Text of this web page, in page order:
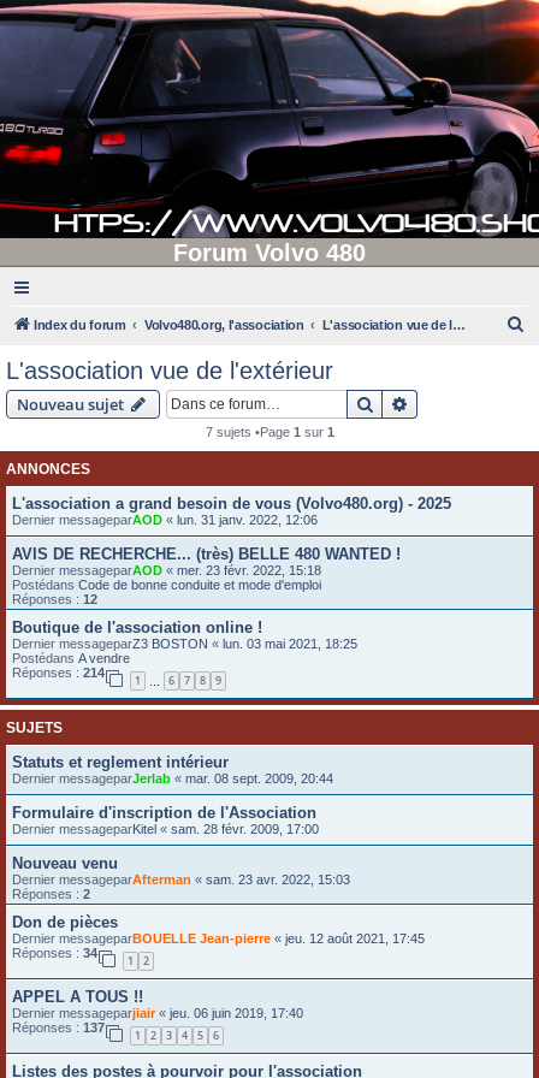
Forum Volvo 480
Index du forum Volvo480.org, l'association L'association vue de l'extérieur
L'association vue de l'extérieur
Nouveau sujet Rechercher
7 sujets •Page 1 sur 1
ANNONCES
L'association a grand besoin de vous (Volvo480.org) - 2025
Dernier messageparAOD « lun. 31 janv. 2022, 12:06
AVIS DE RECHERCHE... (très) BELLE 480 WANTED !
Dernier messageparAOD « mer. 23 févr. 2022, 15:18
Postédans Code de bonne conduite et mode d'emploi
Réponses : 12
Boutique de l'association online !
Dernier messageparZ3 BOSTON « lun. 03 mai 2021, 18:25
Postédans A vendre
Réponses : 214
1 … 6 7 8 9
SUJETS
Statuts et reglement intérieur
Dernier messageparJerlab « mar. 08 sept. 2009, 20:44
Formulaire d'inscription de l'Association
Dernier messageparKitel « sam. 28 févr. 2009, 17:00
Nouveau venu
Dernier messageparAfterman « sam. 23 avr. 2022, 15:03
Réponses : 2
Don de pièces
Dernier messageparBOUELLE Jean-pierre « jeu. 12 août 2021, 17:45
Réponses : 34
1 2
APPEL A TOUS !!
Dernier messageparjiair« jeu. 06 juin 2019, 17:40
Réponses : 137
1 2 3 4 5 6
Listes des postes à pourvoir pour l'association